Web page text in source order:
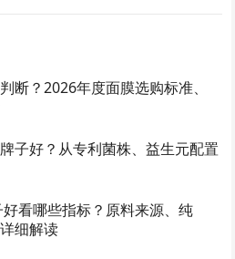
断？2026年度面膜选购标准、
子好？从专利菌株、益生元配置
看哪些指标？原料来源、纯
细解读